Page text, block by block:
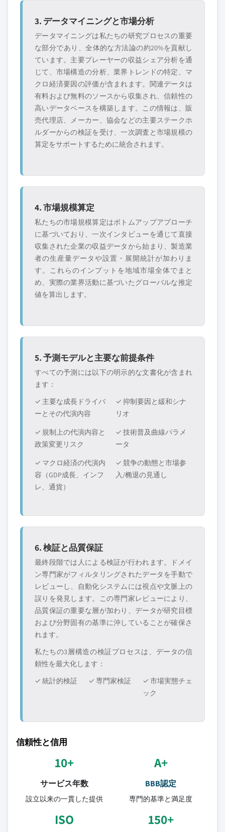
3. データマイニングと市場分析
データマイニングは私たちの研究プロセスの重要
な部分であり、全体的な方法論の約20%を貢献し
ています。主要プレーヤーの収益シェア分析を通
じて、市場構造の分析、業界トレンドの特定、マ
クロ経済要因の評価が含まれます。関連データは
有料および無料のソースから収集され、信頼性の
高いデータベースを構築します。この情報は、販
売代理店、メーカー、協会などの主要ステークホ
ルダーからの検証を受け、一次調査と市場規模の
算定をサポートするために統合されます。
4. 市場規模算定
私たちの市場規模算定はボトムアップアプローチ
に基づいており、一次インタビューを通じて直接
収集された企業の収益データから始まり、製造業
者の生産量データや設置・展開統計が加わりま
す。これらのインプットを地域市場全体でまと
め、実際の業界活動に基づいたグローバルな推定
値を算出します。
5. 予測モデルと主要な前提条件
すべての予測には以下の明示的な文書化が含まれ
ます：
✓ 主要な成長ドライバ
ーとその代演内容
✓ 抑制要因と緩和シナ
リオ
✓ 規制上の代演内容と
政策変更リスク
✓ 技術普及曲線パラメ
ータ
✓ マクロ経済の代演内
容（GDP成長、インフ
レ、通貨）
✓ 競争の動態と市場参
入/椭退の見通し
6. 検証と品質保証
最終段階では人による検証が行われます。ドメイ
ン専門家がフィルタリングされたデータを手動で
レビューし、自動化システムには視点や文脈上の
誤りを発見します。この専門家レビューにより、
品質保証の重要な層が加わり、データが研究目標
および分野固有の基準に沖していることが確保さ
れます。
私たちの3層構造の検証プロセスは、データの信
頼性を最大化します：
✓ 統計的検証
✓ 専門家検証
✓ 市場実態チェ
ック
信頼性と信用
10+
サービス年数
設立以来の一貫した提供
A+
BBB認定
専門的基準と満足度
ISO 150+